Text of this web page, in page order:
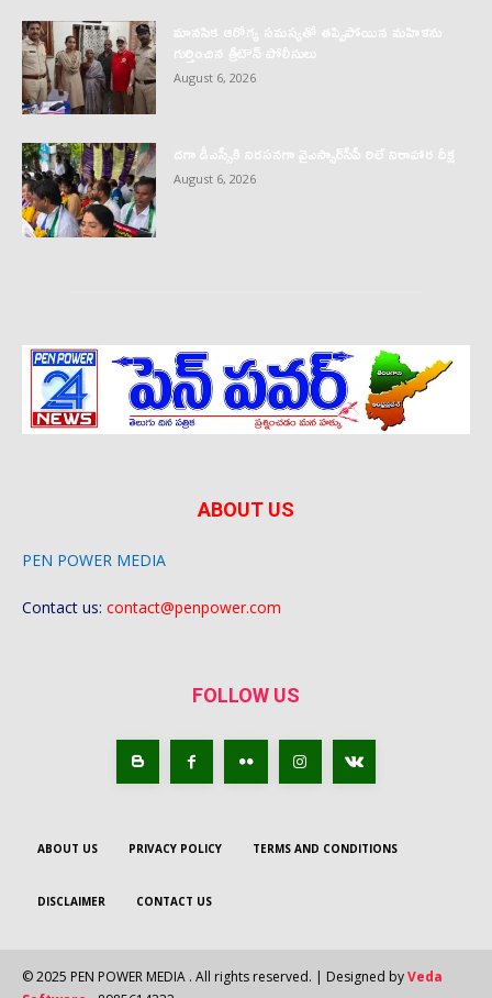
మానసిక ఆరోగ్య సమస్యతో తప్పిపోయిన మహిళను
గుర్తించిన త్రీటౌన్ పోలీసులు
August 6, 2026
దగా డీఎస్సీకి నిరసనగా వైఎస్సార్‌సీపీ రిలే నిరాహార దీక్ష
August 6, 2026
ABOUT US
PEN POWER MEDIA
Contact us: contact@penpower.com
FOLLOW US
ABOUT US PRIVACY POLICY TERMS AND CONDITIONS
DISCLAIMER CONTACT US
© 2025 PEN POWER MEDIA . All rights reserved. | Designed byVeda